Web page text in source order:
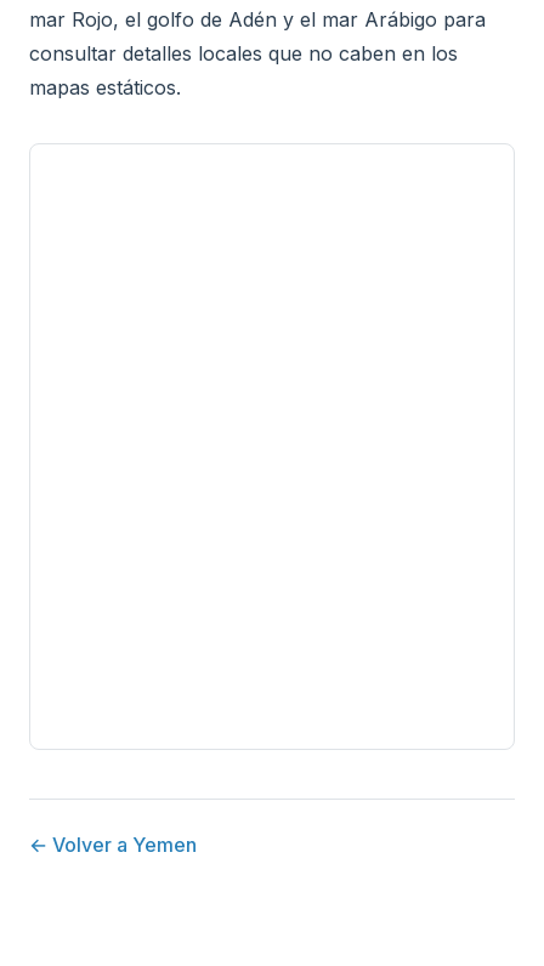
mar Rojo, el golfo de Adén y el mar Arábigo para
consultar detalles locales que no caben en los
mapas estáticos.
← Volver a Yemen